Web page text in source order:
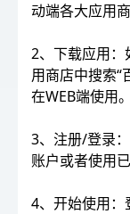
动端各大应用商
2、下载应用：
用商店中搜索“
在WEB端使用。
3、注册/登录
账户或者使用
4、开始使用：